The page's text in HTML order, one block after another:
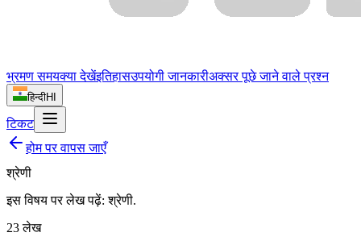
भ्रमण समयक्या देखेंइतिहासउपयोगी जानकारीअक्सर पूछे जाने वाले प्रश्न
हिन्दीHI
टिकट
होम पर वापस जाएँ
श्रेणी
इस विषय पर लेख पढ़ें: श्रेणी.
23 लेख